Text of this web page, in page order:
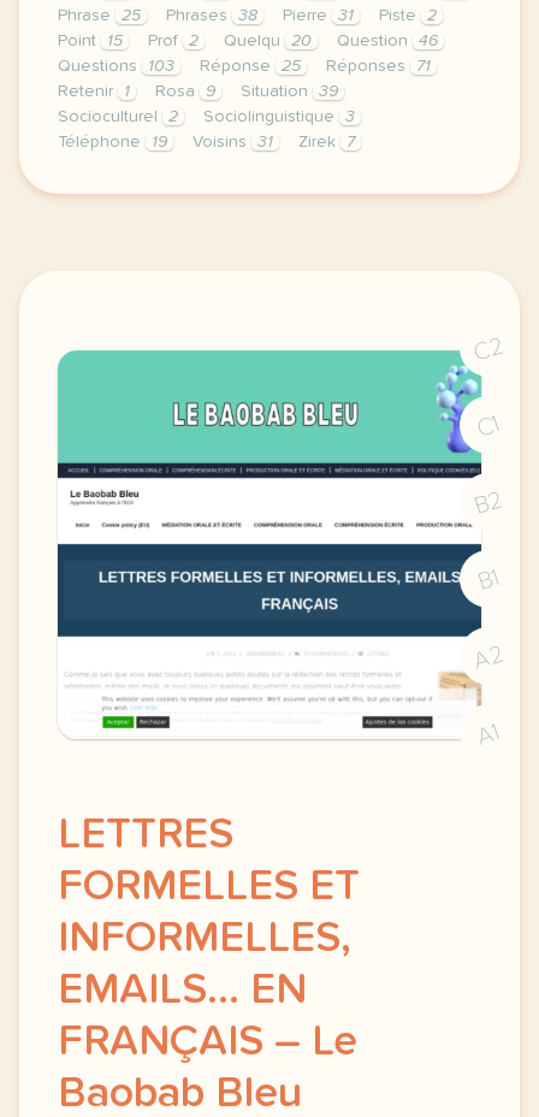
Phrase 25 Phrases 38 Pierre 31 Piste
2
Point
15 Prof 2 Quelqu 20 Question
46
Questions
103 Réponse 25 Réponses
71
Retenir
1 Rosa 9 Situation
39
Socioculturel
2 Sociolinguistique
3
Téléphone
19 Voisins 31 Zirek 7
fiche a1 enseigner avec les voisins du 12 bis
C2
C1
B2
B1
A2
A1
LETTRES
FORMELLES ET
INFORMELLES,
EMAILS… EN
FRANÇAIS – Le
Baobab Bleu